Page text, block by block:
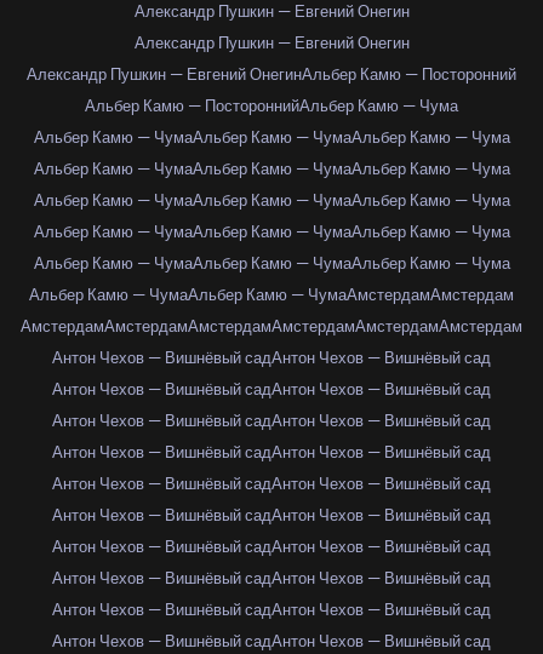
Александр Пушкин — Евгений Онегин
Александр Пушкин — Евгений Онегин
Александр Пушкин — Евгений ОнегинАльбер Камю — Посторонний
Альбер Камю — ПостороннийАльбер Камю — Чума
Альбер Камю — ЧумаАльбер Камю — ЧумаАльбер Камю — Чума
Альбер Камю — ЧумаАльбер Камю — ЧумаАльбер Камю — Чума
Альбер Камю — ЧумаАльбер Камю — ЧумаАльбер Камю — Чума
Альбер Камю — ЧумаАльбер Камю — ЧумаАльбер Камю — Чума
Альбер Камю — ЧумаАльбер Камю — ЧумаАльбер Камю — Чума
Альбер Камю — ЧумаАльбер Камю — ЧумаАмстердамАмстердам
АмстердамАмстердамАмстердамАмстердамАмстердамАмстердам
Антон Чехов — Вишнёвый садАнтон Чехов — Вишнёвый сад
Антон Чехов — Вишнёвый садАнтон Чехов — Вишнёвый сад
Антон Чехов — Вишнёвый садАнтон Чехов — Вишнёвый сад
Антон Чехов — Вишнёвый садАнтон Чехов — Вишнёвый сад
Антон Чехов — Вишнёвый садАнтон Чехов — Вишнёвый сад
Антон Чехов — Вишнёвый садАнтон Чехов — Вишнёвый сад
Антон Чехов — Вишнёвый садАнтон Чехов — Вишнёвый сад
Антон Чехов — Вишнёвый садАнтон Чехов — Вишнёвый сад
Антон Чехов — Вишнёвый садАнтон Чехов — Вишнёвый сад
Антон Чехов — Вишнёвый садАнтон Чехов — Вишнёвый сад